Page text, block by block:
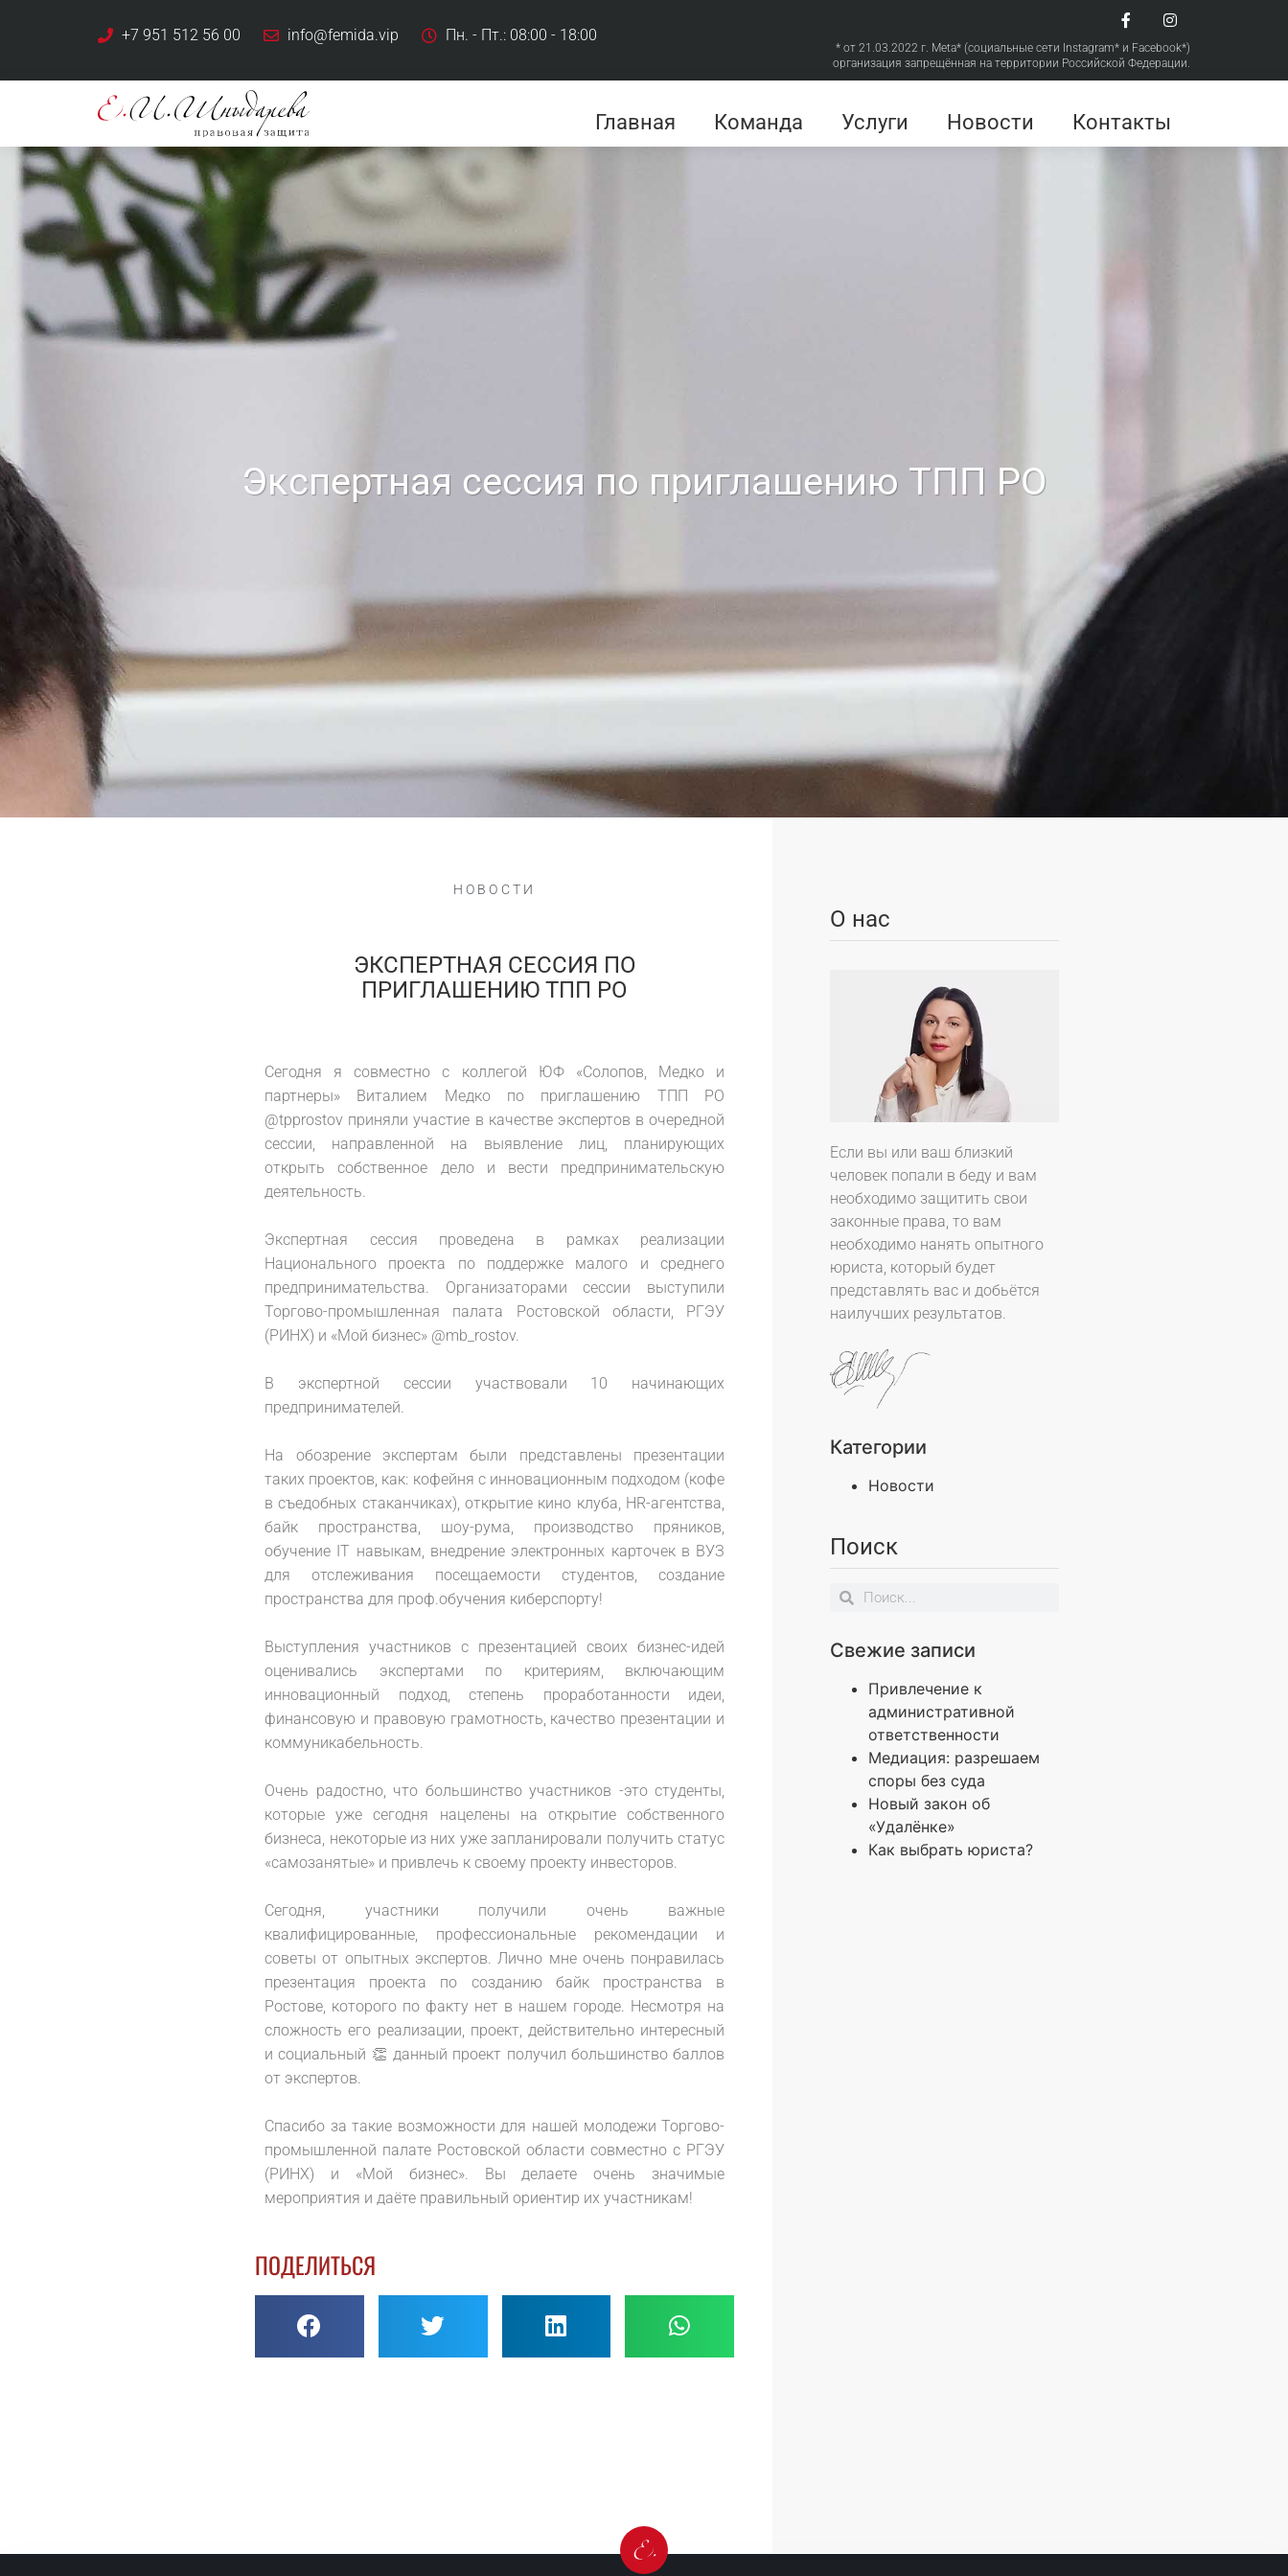
+7 951 512 56 00 info@femida.vip Пн. - Пт.: 08:00 - 18:00
* от 21.03.2022 г. Meta* (социальные сети Instagram* и Facebook*)
организация запрещённая на территории Российской Федерации.
Главная Команда Услуги Новости Контакты
Экспертная сессия по приглашению ТПП РО
НОВОСТИ
ЭКСПЕРТНАЯ СЕССИЯ ПО
ПРИГЛАШЕНИЮ ТПП РО
Сегодня я совместно с коллегой ЮФ «Солопов, Медко и
партнеры» Виталием Медко по приглашению ТПП РО
@tpprostov приняли участие в качестве экспертов в очередной
сессии, направленной на выявление лиц, планирующих
открыть собственное дело и вести предпринимательскую
деятельность.
Экспертная сессия проведена в рамках реализации
Национального проекта по поддержке малого и среднего
предпринимательства. Организаторами сессии выступили
Торгово-промышленная палата Ростовской области, РГЭУ
(РИНХ) и «Мой бизнес» @mb_rostov.
В экспертной сессии участвовали 10 начинающих
предпринимателей.
На обозрение экспертам были представлены презентации
таких проектов, как: кофейня с инновационным подходом (кофе
в съедобных стаканчиках), открытие кино клуба, HR-агентства,
байк пространства, шоу-рума, производство пряников,
обучение IT навыкам, внедрение электронных карточек в ВУЗ
для отслеживания посещаемости студентов, создание
пространства для проф.обучения киберспорту!
Выступления участников с презентацией своих бизнес-идей
оценивались экспертами по критериям, включающим
инновационный подход, степень проработанности идеи,
финансовую и правовую грамотность, качество презентации и
коммуникабельность.
Очень радостно, что большинство участников -это студенты,
которые уже сегодня нацелены на открытие собственного
бизнеса, некоторые из них уже запланировали получить статус
«самозанятые» и привлечь к своему проекту инвесторов.
Сегодня, участники получили очень важные
квалифицированные, профессиональные рекомендации и
советы от опытных экспертов. Лично мне очень понравилась
презентация проекта по созданию байк пространства в
Ростове, которого по факту нет в нашем городе. Несмотря на
сложность его реализации, проект, действительно интересный
и социальный 👏 данный проект получил большинство баллов
от экспертов.
Спасибо за такие возможности для нашей молодежи Торгово-
промышленной палате Ростовской области совместно с РГЭУ
(РИНХ) и «Мой бизнес». Вы делаете очень значимые
мероприятия и даёте правильный ориентир их участникам!
ПОДЕЛИТЬСЯ
О нас
Если вы или ваш близкий
человек попали в беду и вам
необходимо защитить свои
законные права, то вам
необходимо нанять опытного
юриста, который будет
представлять вас и добьётся
наилучших результатов.
Категории
Новости
Поиск
Свежие записи
Привлечение к
административной
ответственности
Медиация: разрешаем
споры без суда
Новый закон об
«Удалёнке»
Как выбрать юриста?